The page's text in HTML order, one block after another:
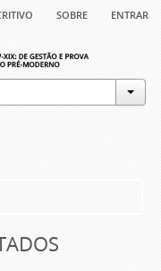
sobre entrar